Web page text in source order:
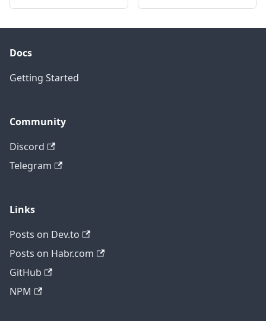
Docs
Getting Started
Community
Discord
Telegram
Links
Posts on Dev.to
Posts on Habr.com
GitHub
NPM